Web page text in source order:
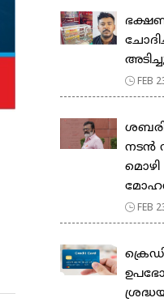
FEB
നടൻ
മൊഴി
FEB